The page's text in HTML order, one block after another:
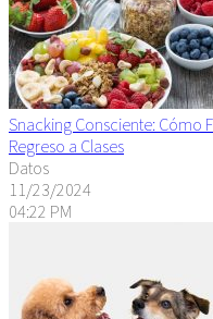
Snacking Consciente: Cómo
Regreso a Clases
Datos
11/23/2024
04:22 PM